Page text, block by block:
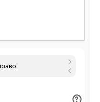
таким статусом. Компания
Award за
дистрибьюторов
Best Channel
в развитии